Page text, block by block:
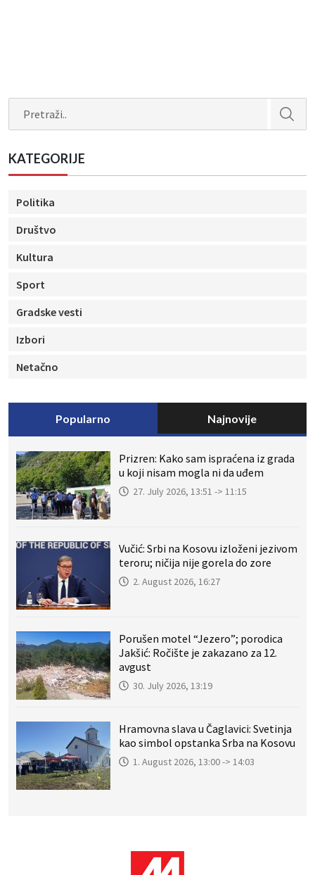
KATEGORIJE
Politika
Društvo
Kultura
Sport
Gradske vesti
Izbori
Netačno
Popularno Najnovije
Prizren: Kako sam ispraćena iz grada
u koji nisam mogla ni da uđem
27. July 2026, 13:51 -> 11:15
Vučić: Srbi na Kosovu izloženi jezivom
teroru; ničija nije gorela do zore
2. August 2026, 16:27
Porušen motel “Jezero”; porodica
Jakšić: Ročište je zakazano za 12.
avgust
30. July 2026, 13:19
Hramovna slava u Čaglavici: Svetinja
kao simbol opstanka Srba na Kosovu
1. August 2026, 13:00 -> 14:03